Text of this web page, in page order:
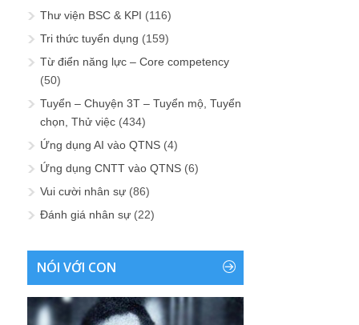
Thư viện BSC & KPI (116)
Tri thức tuyển dụng (159)
Từ điển năng lực – Core competency
(50)
Tuyển – Chuyện 3T – Tuyển mộ, Tuyển
chọn, Thử việc (434)
Ứng dụng AI vào QTNS (4)
Ứng dụng CNTT vào QTNS (6)
Vui cười nhân sự (86)
Đánh giá nhân sự (22)
NÓI VỚI CON